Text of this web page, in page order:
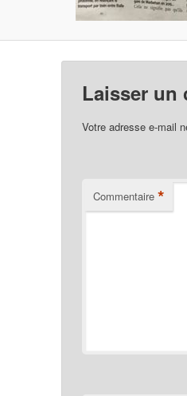
Laisser un
Votre adresse e-mail
Commentaire *